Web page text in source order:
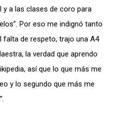
a las clases de coro para
Por eso me indignó tanto
falta de respeto, trajo una A4
la verdad que aprendo
así que lo que más me
y lo segundo que más me